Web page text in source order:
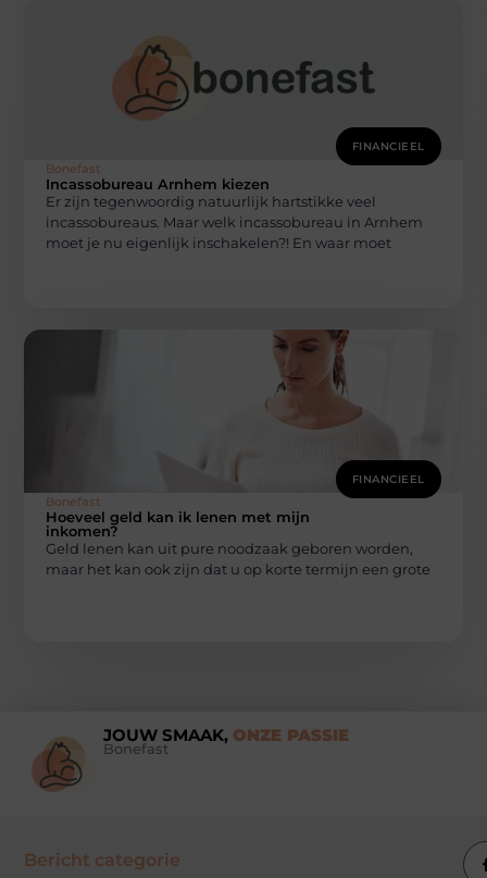
FINANCIEEL
Bonefast
Incassobureau Arnhem kiezen
Er zijn tegenwoordig natuurlijk hartstikke veel
incassobureaus. Maar welk incassobureau in Arnhem
moet je nu eigenlijk inschakelen?! En waar moet
FINANCIEEL
Bonefast
Hoeveel geld kan ik lenen met mijn
inkomen?
Geld lenen kan uit pure noodzaak geboren worden,
maar het kan ook zijn dat u op korte termijn een grote
JOUW SMAAK, ONZE PASSIE
Bonefast
Bericht categorie